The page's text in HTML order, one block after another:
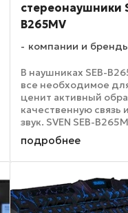
стереонаушники
B265MV
компании и
В наушниках SEB-
все необходимое
ценит активный
качественную связь
звук. SVEN SEB-
оснащены
Bluetooth 4.1. Они
поддерживать
расстоянии ...
подробнее